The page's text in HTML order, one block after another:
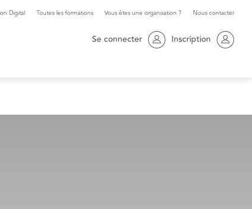
Digital Toutes les formations Vous êtes une organisation ? Nous contacter
Se connecter Inscription